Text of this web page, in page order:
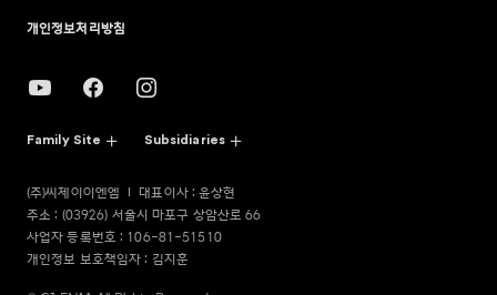
개인정보처리방침
Family Site Subsidiaries
(주)씨제이이엔엠
대표이사 : 윤상현
주소 : (03926) 서울시 마포구 상암산로 66
사업자 등록번호 : 106-81-51510
개인정보 보호책임자 : 김지훈